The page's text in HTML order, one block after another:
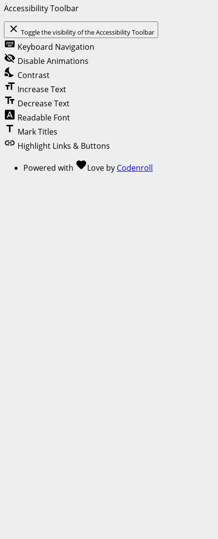
Accessibility Toolbar
close Toggle the visibility of the Accessibility Toolbar
keyboard Keyboard Navigation
visibility_off Disable Animations
nights_stay Contrast
format_size Increase Text
text_fields Decrease Text
font_download Readable Font
title Mark Titles
link Highlight Links & Buttons
Powered with favoriteLove by Codenroll